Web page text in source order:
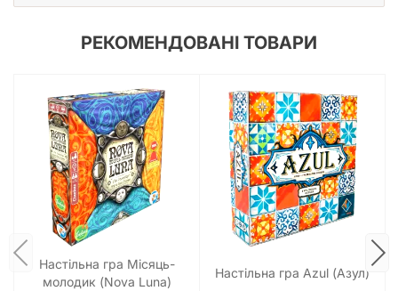
РЕКОМЕНДОВАНІ ТОВАРИ
Настільна гра Місяць-
молодик (Nova Luna)
Настільна гра Azul (Азул)